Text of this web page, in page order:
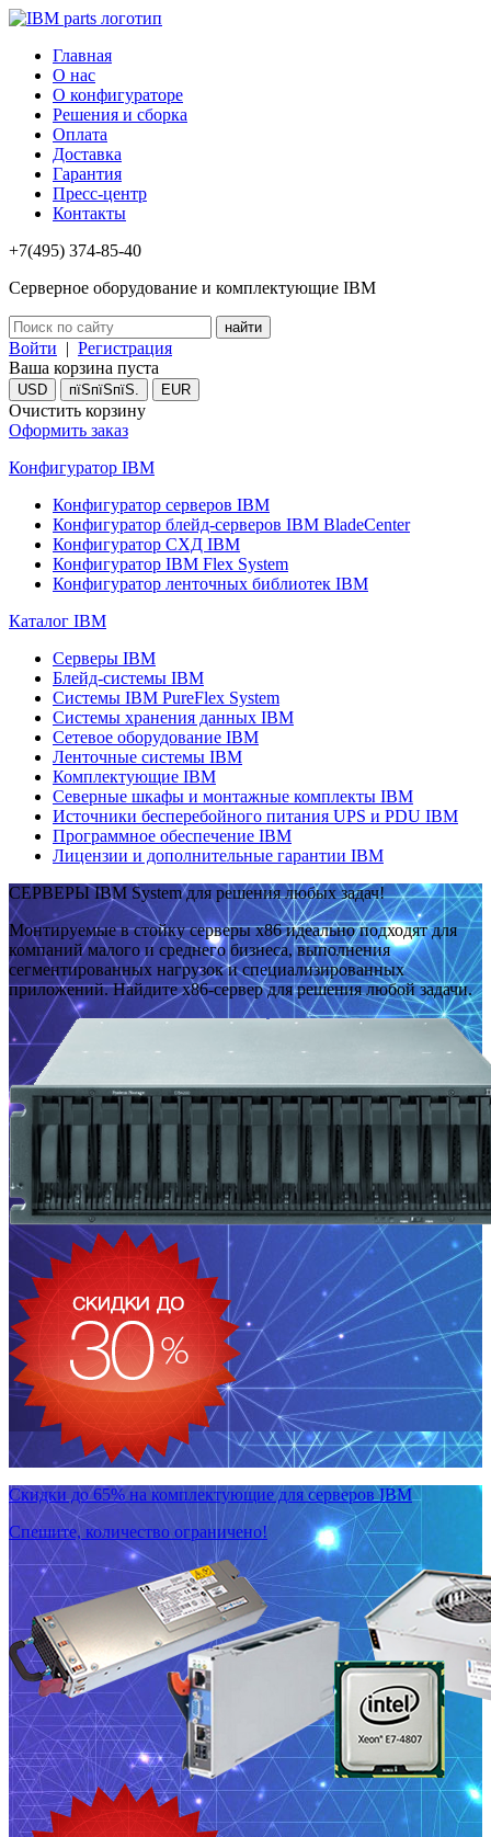
Главная
О нас
О конфигураторе
Решения и сборка
Оплата
Доставка
Гарантия
Пресс-центр
Контакты
+7(495) 374-85-40
Серверное оборудование и комплектующие IBM
Войти | Регистрация
Ваша корзина пуста
USD пїЅпїЅпїЅ. EUR
Очистить корзину
Оформить заказ
Конфигуратор IBM
Конфигуратор серверов IBM
Конфигуратор блейд-серверов IBM BladeCenter
Конфигуратор СХД IBM
Конфигуратор IBM Flex System
Конфигуратор ленточных библиотек IBM
Каталог IBM
Серверы IBM
Блейд-системы IBM
Системы IBM PureFlex System
Системы хранения данных IBM
Сетевое оборудование IBM
Ленточные системы IBM
Комплектующие IBM
Северные шкафы и монтажные комплекты IBM
Источники бесперебойного питания UPS и PDU IBM
Программное обеспечение IBM
Лицензии и дополнительные гарантии IBM
СЕРВЕРЫ IBM System для решения любых задач!
Монтируемые в стойку серверы x86 идеально подходят для
компаний малого и среднего бизнеса, выполнения
сегментированных нагрузок и специализированных
приложений. Найдите x86-сервер для решения любой задачи.
Скидки до 65% на комплектующие для серверов IBM
Спешите, количество ограничено!